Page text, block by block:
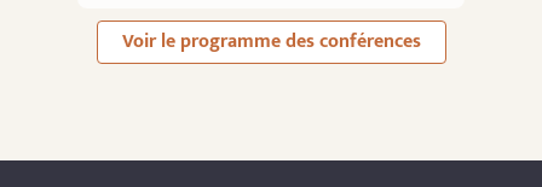
Voir le programme des conférences